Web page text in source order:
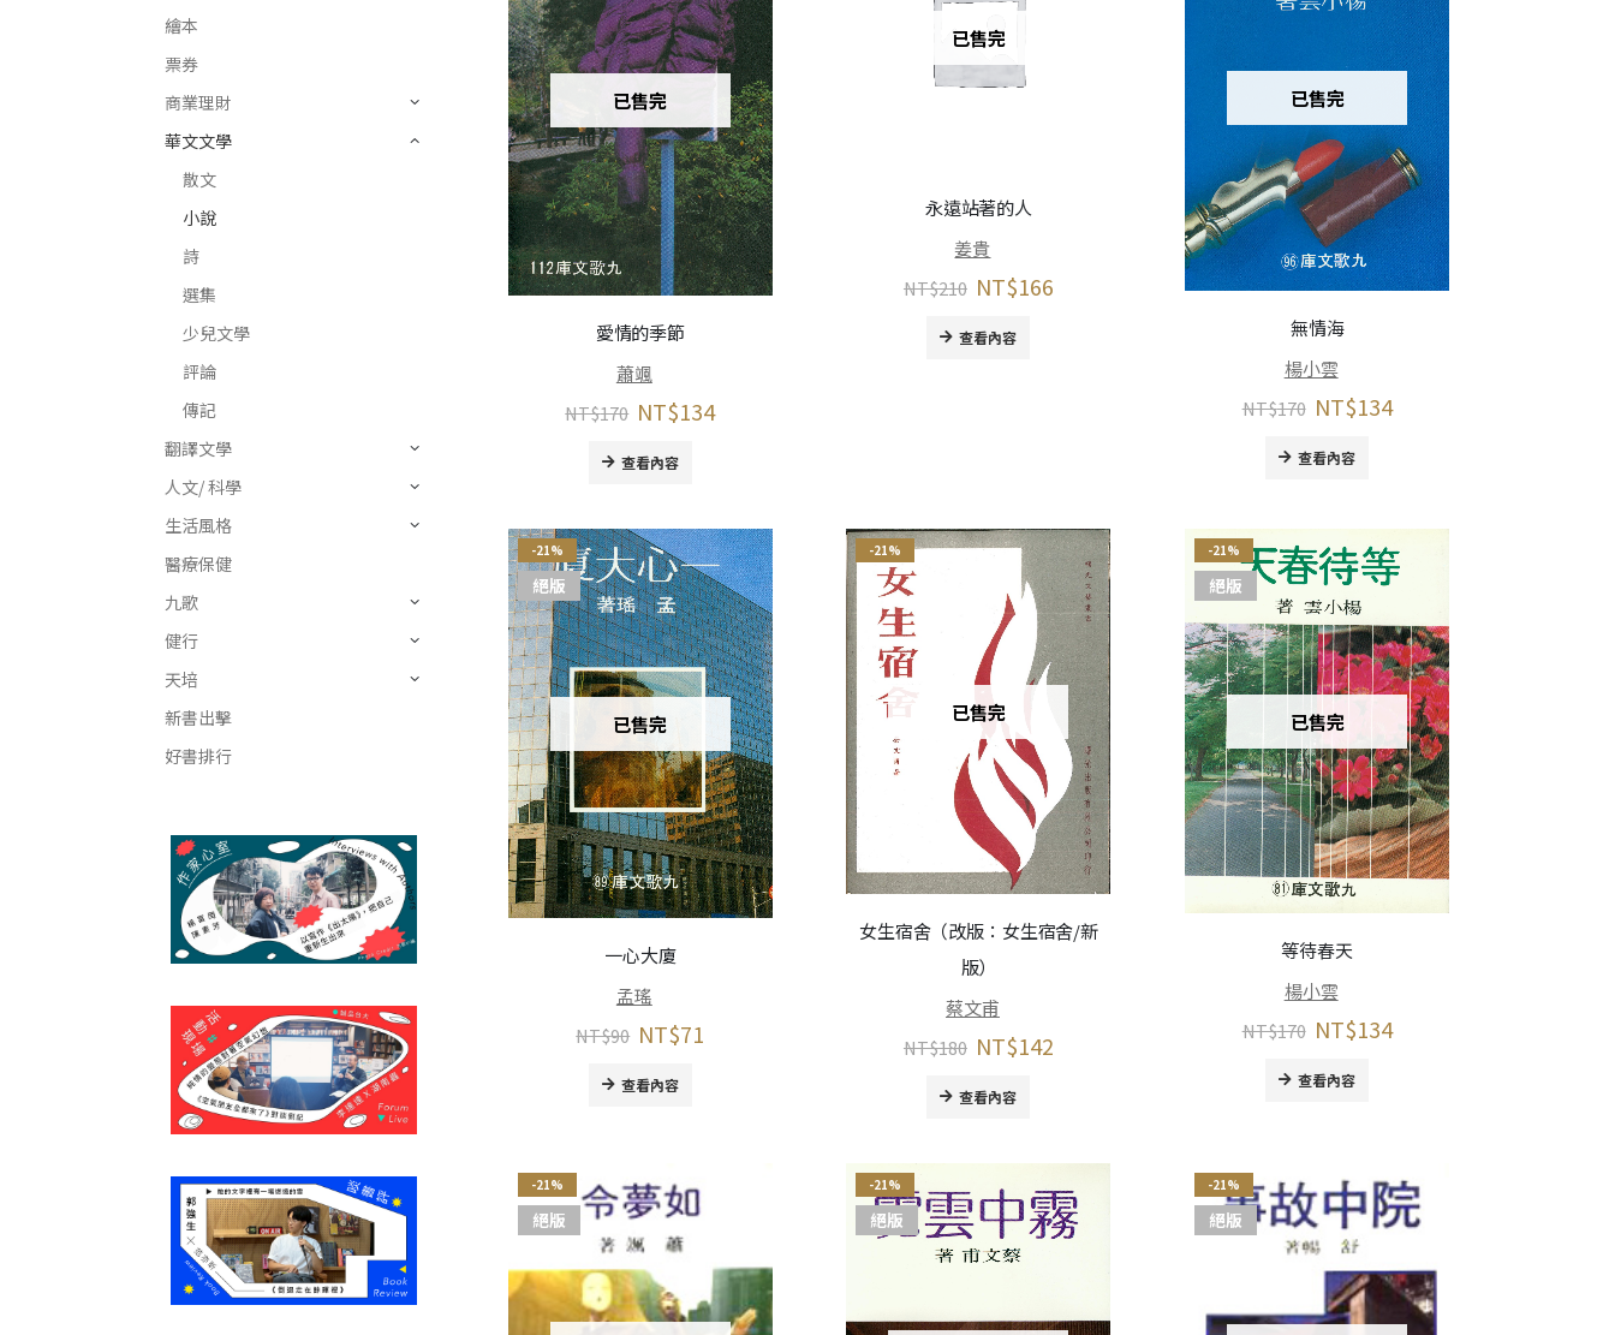
已售完
愛情的季節
蕭颯
NT$170 NT$134
查看內容
已售完
永遠站著的人
姜貴
NT$210 NT$166
查看內容
已售完
無情海
楊小雲
NT$170 NT$134
查看內容
-21%
已售完
絕版
一心大廈
孟瑤
NT$90 NT$71
查看內容
-21%
已售完
女生宿舍（改版：女生宿舍/新
版）
蔡文甫
NT$180 NT$142
查看內容
-21%
已售完
絕版
等待春天
楊小雲
NT$170 NT$134
查看內容
-21%
絕版
-21%
絕版
-21%
絕版
繪本
票券
商業理財
華文文學
散文
小說
詩
選集
少兒文學
評論
傳記
翻譯文學
人文/ 科學
生活風格
醫療保健
九歌
健行
天培
新書出擊
好書排行